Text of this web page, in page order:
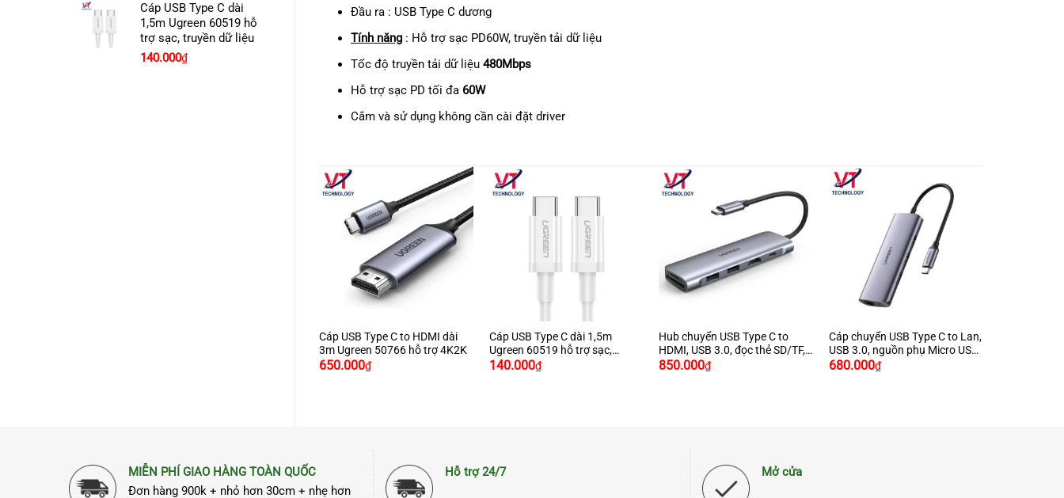
là:
700.000₫.
tại
là:
620.000₫.
Cáp USB Type C dài
1,5m Ugreen 60519 hỗ
trợ sạc, truyền dữ liệu
140.000₫
Đầu ra : USB Type C dương
Tính năng: Hỗ trợ sạc PD60W, truyền tải dữ liệu
Tốc độ truyền tải dữ liệu 480Mbps
Hỗ trợ sạc PD tối đa 60W
Cắm và sử dụng không cần cài đặt driver
Cáp USB Type C to HDMI dài
3m Ugreen 50766 hỗ trợ 4K2K
650.000₫
Cáp USB Type C dài 1,5m
Ugreen 60519 hỗ trợ sạc,
truyền dữ liệu
140.000₫
Hub chuyển USB Type C to
HDMI, USB 3.0, đọc thẻ SD/TF,
sạc PD Ugreen 70411
850.000₫
Cáp chuyển USB Type C to Lan,
USB 3.0, nguồn phụ Micro USB
Ugreen 60718
680.000₫
MIỄN PHÍ GIAO HÀNG TOÀN QUỐC
Đơn hàng 900k + nhỏ hơn 30cm + nhẹ hơn
Hỗ trợ 24/7 Mở cửa